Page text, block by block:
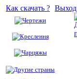
Как скачать ?
Чертежи
Креслення
Чарцяжы
Другие страны
Выход